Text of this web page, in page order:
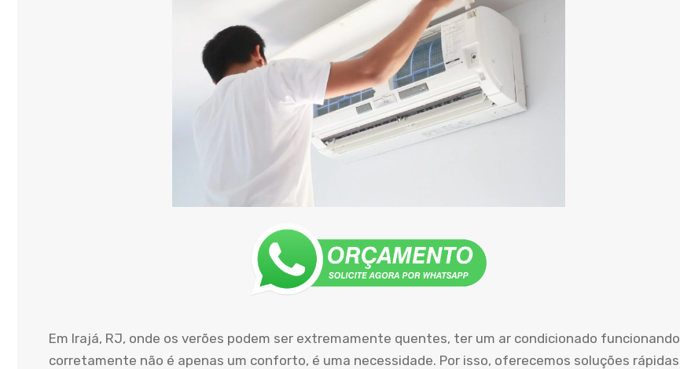
Em Irajá, RJ, onde os verões podem ser extremamente quentes, ter um ar condicionado funcionando
corretamente não é apenas um conforto, é uma necessidade. Por isso, oferecemos soluções rápidas